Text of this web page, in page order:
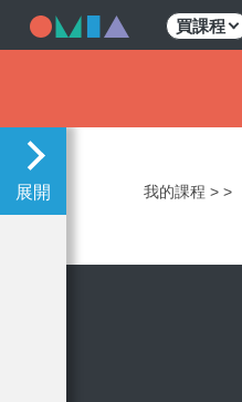
買課程
我的課程 >